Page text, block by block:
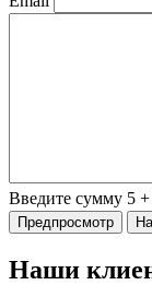
Введите сумму 5 +
Наши